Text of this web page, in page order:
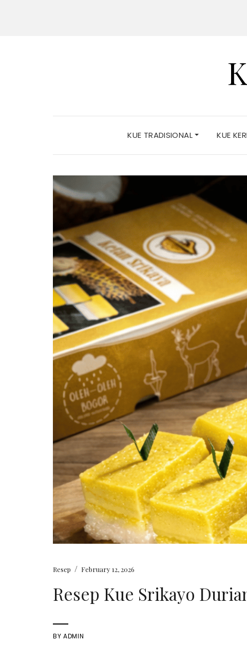
KUE TRADISIONAL KUE
Resep / February 12, 2026
Resep Kue Srikayo
BYADMIN